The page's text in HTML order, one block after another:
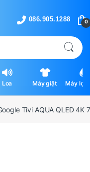
0
Loa Máy giặt
Máy lọc
Tivi AQUA QLED 4K